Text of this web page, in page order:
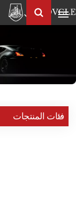
العربية
فئات المنتجات